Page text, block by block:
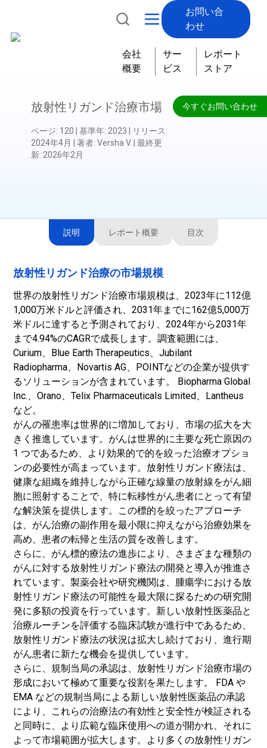
お問い合
わせ
会社
概要
サー
ビス
レポート
ストア
今すぐお問い合わせ
放射性リガンド治療市場
ページ: 120 基準年: 2023 リリース:
2024年4月
著者: Versha V.
最終更
新: 2026年2月
説明 レポート概要 目次
放射性リガンド治療の市場規模
世界の放射性リガンド治療市場規模は、2023年に112億
1,000万米ドルと評価され、2031年までに162億5,000万
米ドルに達すると予測されており、2024年から2031年
まで4.94%のCAGRで成長します。調査範囲には、
Curium、Blue Earth Therapeutics、Jubilant
Radiopharma、Novartis AG、POINTなどの企業が提供す
るソリューションが含まれています。 Biopharma Global
Inc.、Orano、Telix Pharmaceuticals Limited、Lantheus
など。
がんの罹患率は世界的に増加しており、市場の拡大を大
きく推進しています。がんは世界的に主要な死亡原因の
1 つであるため、より効果的で的を絞った治療オプショ
ンの必要性が高まっています。放射性リガンド療法は、
健康な組織を維持しながら正確な線量の放射線をがん細
胞に照射することで、特に転移性がん患者にとって有望
な解決策を提供します。この標的を絞ったアプローチ
は、がん治療の副作用を最小限に抑えながら治療効果を
高め、患者の転帰と生活の質を改善します。
さらに、がん標的療法の進歩により、さまざまな種類の
がんに対する放射性リガンド療法の開発と導入が推進さ
れています。製薬会社や研究機関は、腫瘍学における放
射性リガンド療法の可能性を最大限に探るための研究開
発に多額の投資を行っています。新しい放射性医薬品と
治療ルーチンを評価する臨床試験が進行中であるため、
放射性リガンド療法の状況は拡大し続けており、進行期
がん患者に新たな機会を提供しています。
さらに、規制当局の承認は、放射性リガンド治療市場の
形成において極めて重要な役割を果たします。 FDA や
EMA などの規制当局による新しい放射性医薬品の承認
により、これらの治療法の有効性と安全性が検証される
と同時に、より広範な臨床使用への道が開かれ、それに
よって市場範囲が拡大します。より多くの放射性リガン